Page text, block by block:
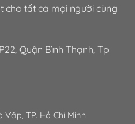
cho tất cả mọi người cùng
Quận Bình Thạnh, Tp
Vấp, TP. Hồ Chí Minh